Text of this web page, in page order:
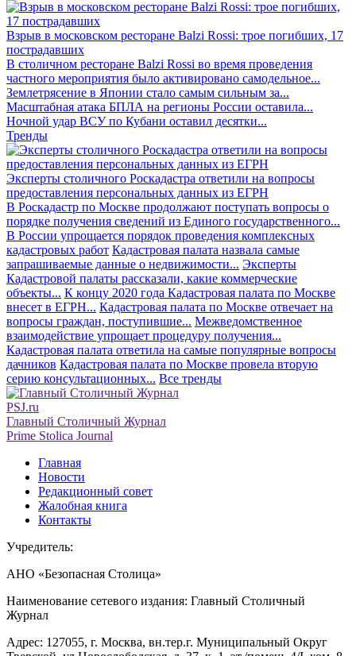
Взрыв в московском ресторане Balzi Rossi: трое погибших, 17
пострадавших
В столичном ресторане Balzi Rossi во время проведения
частного мероприятия было активировано самодельное...
Землетрясение в Японии стало самым сильным за...
Масштабная атака БПЛА на регионы России оставила...
Ночной удар ВСУ по Кубани оставил десятки...
Тренды
Эксперты столичного Роскадастра ответили на вопросы
предоставления персональных данных из ЕГРН
В Роскадастр по Москве продолжают поступать вопросы о
порядке получения сведений из Единого государственного...
В России упрощается порядок проведения комплексных
кадастровых работ Кадастровая палата назвала самые
запрашиваемые данные о недвижимости... Эксперты
Кадастровой палаты рассказали, какие коммерческие
объекты... К концу 2020 года Кадастровая палата по Москве
внесет в ЕГРН... Кадастровая палата по Москве отвечает на
вопросы граждан, поступившие... Межведомственное
взаимодействие упрощает процедуру получения...
Кадастровая палата ответила на самые популярные вопросы
дачников Кадастровая палата по Москве провела вторую
серию консультационных... Все тренды
PSJ.ru
Главный Столичный Журнал
Prime Stolica Journal
Главная
Новости
Редакционный совет
Жалобная книга
Контакты
Учредитель:
АНО «Безопасная Столица»
Наименование сетевого издания: Главный Столичный
Журнал
Адрес: 127055, г. Москва, вн.тер.г. Муниципальный Округ